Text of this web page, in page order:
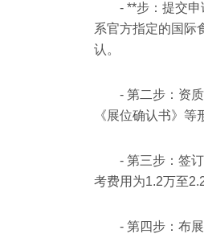
- **步：提交
系官方指定的国际
认。
- 第二步：资
《展位确认书》等
- 第三步：签
考费用为1.2万至
- 第四步：布